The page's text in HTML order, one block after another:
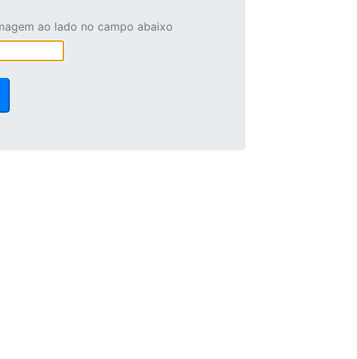
ao lado no campo abaixo